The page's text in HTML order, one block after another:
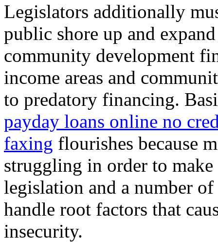
Legislators additionally
public shore up and
community development
income areas and
to predatory financing.
payday loans online no
faxing flourishes because
struggling in order to
legislation and a number of
handle root factors that
insecurity.